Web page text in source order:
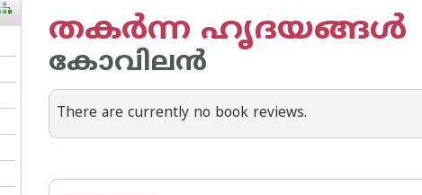
തകര്‍ന്ന ഹൃദയങ്ങള്‍
കോവിലന്‍
There are currently no book reviews.